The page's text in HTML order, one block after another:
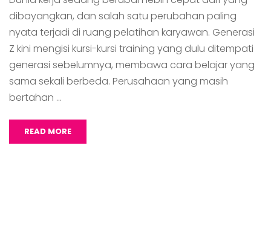
dibayangkan, dan salah satu perubahan paling
nyata terjadi di ruang pelatihan karyawan. Generasi
Z kini mengisi kursi-kursi training yang dulu ditempati
generasi sebelumnya, membawa cara belajar yang
sama sekali berbeda. Perusahaan yang masih
bertahan …
READ MORE